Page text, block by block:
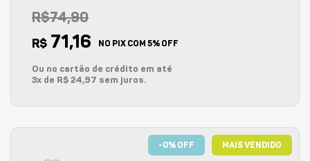
R$74,90
R$ 71,16 NO PIX COM 5% OFF
Ou no cartão de crédito em até
3x de R$ 24,97 sem juros.
-0% OFF MAIS VENDIDO